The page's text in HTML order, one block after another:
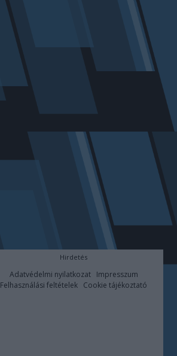
Hirdetés
Adatvédelmi nyilatkozat Impresszum
Felhasználási feltételek Cookie tájékoztató